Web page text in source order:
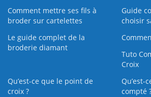
Comment mettre ses fils à
broder sur cartelettes
Guide
choisir
Le guide complet de la
broderie diamant
Tuto
Croix
Qu’est-ce que le point de
croix ?
Qu’est-
compté